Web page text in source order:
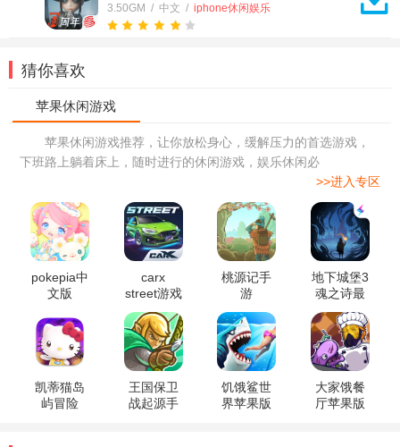
3.50GM / 中文 / iphone休闲娱乐
猜你喜欢
苹果休闲游戏推荐，让你放松身心，缓解压力的首选游戏，
下班路上躺着床上，随时进行的休闲游戏，娱乐休闲必
>>进入专区
pokepia中
文版
carx
street游戏
桃源记手
游
地下城堡3
魂之诗最
新版
凯蒂猫岛
屿冒险
王国保卫
战起源手
饥饿鲨世
界苹果版
大家饿餐
厅苹果版